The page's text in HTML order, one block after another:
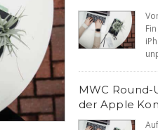
MWC Round-
der Apple